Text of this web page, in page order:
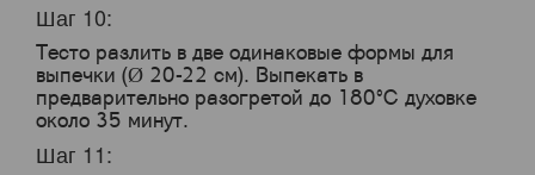
Шаг 10:
Тесто разлить в две одинаковые формы для
выпечки (Ø 20-22 см). Выпекать в
предварительно разогретой до 180°С духовке
около 35 минут.
Шаг 11: